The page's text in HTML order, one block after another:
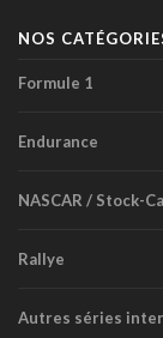
NOS
Formule 1
Endurance
NASCAR / Stock-
Rallye
Autres séries